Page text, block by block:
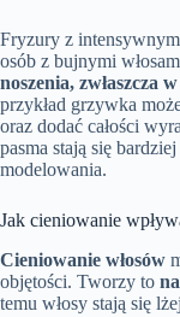
Fryzury z
osób z bujnymi
noszenia, zwłaszcza
przykład grzywka
oraz dodać całości
pasma stają się
modelowania.
Jak cieniowanie
Cieniowanie włosów
objętości. Tworzy to
temu włosy stają się